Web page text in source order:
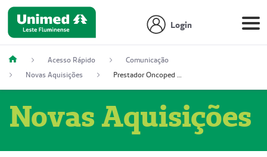
Login
Acesso Rápido
Comunicação
Novas Aquisições
Prestador Oncoped Serviços Médicos (51004335-0)
Novas Aquisições